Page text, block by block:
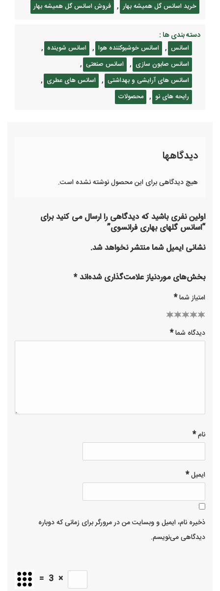
خرید اسانس گل همیشه بهار , فروش اسانس گل همیشه بهار
دسته بندی ها :
اسانس , اسانس خوشبوکننده هوا , اسانس شوینده ,
اسانس صابون سازی , اسانس صنعتی ,
اسانس های آرایشی و بهداشتی , اسانس های عطری ,
رایحه های نو , محصولات
دیدگاهها
هیچ دیدگاهی برای این محصول نوشته نشده است.
اولین نفری باشید که دیدگاهی را ارسال می کنید برای
“اسانس گلهای بهاری فرانسوی”
نشانی ایمیل شما منتشر نخواهد شد.
بخش‌های موردنیاز علامت‌گذاری شده‌اند*
امتیاز شما*
1
of
2 of
5
3 of 5
stars
stars
5 of 5
stars
دیدگاه شما*
نام*
ایمیل*
ذخیره نام، ایمیل و وبسایت من در مرورگر برای زمانی که دوباره
دیدگاهی می‌نویسم.
×
3
=